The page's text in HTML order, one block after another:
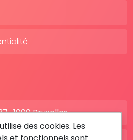
, 1000 Bruxelles
des cookies. Les
et fonctionnels sont